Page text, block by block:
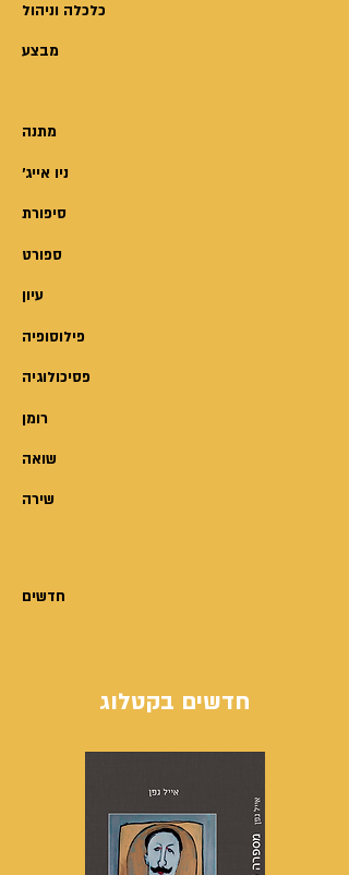
כלכלה וניהול
מבצע
מתנה
'ניו אייג
סיפורת
ספורט
עיון
פילוסופיה
פסיכולוגיה
רומן
שואה
שירה
חדשים
חדשים בקטלוג